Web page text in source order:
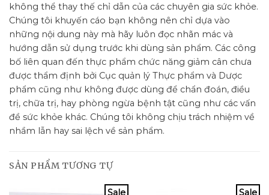
không thể thay thế chỉ dẫn của các chuyên gia sức khỏe.
Chúng tôi khuyến cáo bạn không nên chỉ dựa vào
những nội dung này mà hãy luôn đọc nhãn mác và
hướng dẫn sử dụng trước khi dùng sản phẩm. Các công
bố liên quan đến thực phẩm chức năng giảm cân chưa
được thẩm định bởi Cục quản lý Thực phẩm và Dược
phẩm cũng như không được dùng để chẩn đoán, điều
trị, chữa trị, hay phòng ngừa bệnh tật cũng như các vấn
đề sức khỏe khác. Chúng tôi không chịu trách nhiệm về
nhầm lẫn hay sai lệch về sản phẩm.
SẢN PHẨM TƯƠNG TỰ
Sale Sale